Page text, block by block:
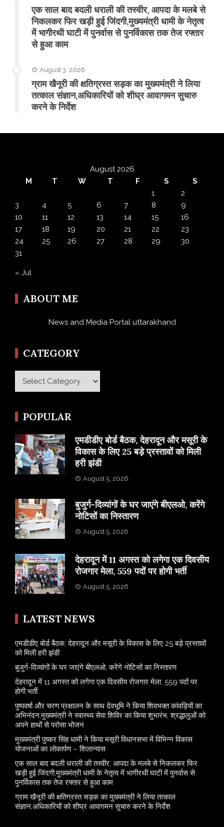
एक साल बाद बदली धराली की तस्वीर, आपदा के मलबे से
निकलकर फिर खड़ी हुई जिंदगी,मुख्यमंत्री धामी के नेतृत्व
में भागीरथी घाटी में पुनर्वास से पुनर्विकास तक तेज रफ्तार
से हुआ काम
August 3, 2026
ग्राम खैनूरी की क्षतिग्रस्त सड़क का मुख्यमंत्री ने लिया
तत्काल संज्ञान,अधिकारियों को शीघ्र आवागमन सुचारु
करने के निर्देश
August 2026
M
T W T F S
S
1
2
3
4 5 6 7 8
9
10
11 12 13 14 15
16
17
18 19 20 21 22
23
24
25 26 27 28 29
30
31
« Jul
ABOUT ME
News and Media Portal uttarakhand
CATEGORY
Category
POPULAR
एमडीडीए बोर्ड बैठक, देहरादून और मसूरी के
विकास के लिए 25 बड़े प्रस्तावों को मिली
हरी झंडी
August 5, 2026
बुजुर्ग-दिव्यांगों के घर जाएंगे बीएलओ, करेंगे
नोटिसों का निस्तारण
August 5, 2026
​देहरादून में 11 अगस्त को लगेगा एक दिवसीय
रोजगार मेला, 559 पदों पर होगी भर्ती
August 5, 2026
LATEST NEWS
एमडीडीए बोर्ड बैठक, देहरादून और मसूरी के विकास के लिए 25 बड़े प्रस्तावों
को मिली हरी झंडी
बुजुर्ग-दिव्यांगों के घर जाएंगे बीएलओ, करेंगे नोटिसों का निस्तारण
​देहरादून में 11 अगस्त को लगेगा एक दिवसीय रोजगार मेला, 559 पदों पर
होगी भर्ती
पुष्पवर्षा और चरण प्रक्षालन के साथ देवभूमि ने किया शिवभक्त कांवड़ियों का
अभिनंदन,मुख्यमंत्री ने स्वास्थ्य सेवा शिविर का किया शुभारंभ, श्रद्धालुओं को
अपने हाथों से परोसा भोजन
मुख्यमंत्री पुष्कर सिंह धामी ने किया मसूरी विधानसभा में विभिन्न विकास
योजनाओं का लोकार्पण – शिलान्यास
एक साल बाद बदली धराली की तस्वीर, आपदा के मलबे से निकलकर फिर
खड़ी हुई जिंदगी,मुख्यमंत्री धामी के नेतृत्व में भागीरथी घाटी में पुनर्वास से
पुनर्विकास तक तेज रफ्तार से हुआ काम
ग्राम खैनूरी की क्षतिग्रस्त सड़क का मुख्यमंत्री ने लिया तत्काल
संज्ञान,अधिकारियों को शीघ्र आवागमन सुचारु करने के निर्देश